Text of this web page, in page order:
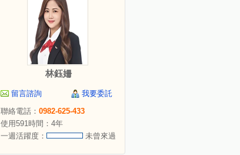
林鈺姍
留言諮詢
我要委託
聯絡電話： 0982-625-433
使用591時間：4年
一週活躍度：
未曾來過